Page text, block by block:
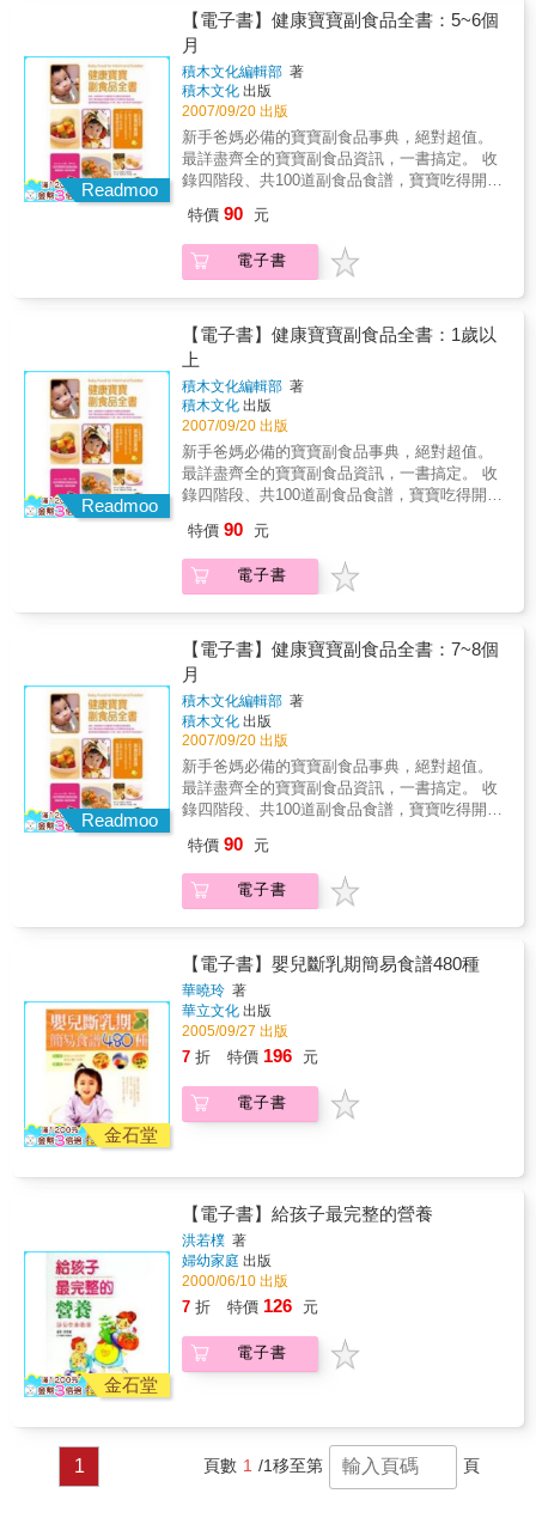
完成。針對各項料理提供清楚的調理步驟；另
分享私房料理小技巧，讓讀者快速掌握美味烹
調的祕訣。 ★帶孩子下廚的同時，應建立全面
的飲食教育，本書提供具體方法，讓父母引導
孩子建立良好的飲食習慣、改善偏食問題、懂
得珍惜食物……等。★提供日常生活的一些簡
單訓練，讓孩子從做家事或小遊戲中，加強頭
腦靈活度及手部的靈敏度，以應用在各項學習
上。★服務於社服團體的Wendy，親身接觸許
多教養個案，結合自身養育兩個孩子的經驗，
特別在書中每一篇章分享「料理之外的教
養」，期待父母與孩子一同成長！
副食品的疑惑。 全書以清晰有條理的方式，搭
配精彩的圖片解說，讓新手爸媽一看就懂，輕
鬆獲取所需要的資訊。 精彩內容包括：四階段
副食品進程，副食品基礎烹調法，檢視88種常
見副食品食材，副食品的方便道具，配合時
間、地點和場合的副食品，寶寶身體不適時的
副食品，以及副食品POINT等等；寶寶副食品
食譜則分為四個階段，每一階段均有20～30道
最實用的副食品食譜，並且清楚講解餵食重
點，以及可能遇到的各種問題。 只要一書在
是新手爸媽們最實用的育兒飲食寶典。
Readmoo
【電子書】健康寶寶副食品全書：5~6個
月
積木文化編輯部 著
積木文化 出版
2007/09/20 出版
新手爸媽必備的寶寶副食品事典，絕對超值。
最詳盡齊全的寶寶副食品資訊，一書搞定。 收
錄四階段、共100道副食品食譜，寶寶吃得開心
這是所有為人父母最開心也最關心的大事之
一，可是，究竟要讓寶寶吃什麼、怎麼吃，才
能吃得開心又健康呢？本書收錄100道豐富營養
副食品的疑惑。 全書以清晰有條理的方式，搭
配精彩的圖片解說，讓新手爸媽一看就懂，輕
副食品進程，副食品基礎烹調法，檢視88種常
見副食品食材，副食品的方便道具，配合時
間、地點和場合的副食品，寶寶身體不適時的
副食品，以及副食品POINT等等；寶寶副食品
食譜則分為四個階段，每一階段均有20～30道
最實用的副食品食譜，並且清楚講解餵食重
點，以及可能遇到的各種問題。 只要一書在
是新手爸媽們最實用的育兒飲食寶典。
特價 90 元
電子書
Readmoo
【電子書】健康寶寶副食品全書：1歲以
上
積木文化編輯部 著
積木文化 出版
2007/09/20 出版
新手爸媽必備的寶寶副食品事典，絕對超值。
最詳盡齊全的寶寶副食品資訊，一書搞定。 收
錄四階段、共100道副食品食譜，寶寶吃得開心
這是所有為人父母最開心也最關心的大事之
一，可是，究竟要讓寶寶吃什麼、怎麼吃，才
能吃得開心又健康呢？本書收錄100道豐富營養
副食品的疑惑。 全書以清晰有條理的方式，搭
配精彩的圖片解說，讓新手爸媽一看就懂，輕
鬆獲取所需要的資訊。 精彩內容包括：四階段
副食品進程，副食品基礎烹調法，檢視88種常
見副食品食材，副食品的方便道具，配合時
間、地點和場合的副食品，寶寶身體不適時的
副食品，以及副食品POINT等等；寶寶副食品
食譜則分為四個階段，每一階段均有20～30道
最實用的副食品食譜，並且清楚講解餵食重
點，以及可能遇到的各種問題。 只要一書在
是新手爸媽們最實用的育兒飲食寶典。
特價 90 元
電子書
Readmoo
【電子書】健康寶寶副食品全書：7~8個
月
積木文化編輯部 著
積木文化 出版
2007/09/20 出版
新手爸媽必備的寶寶副食品事典，絕對超值。
最詳盡齊全的寶寶副食品資訊，一書搞定。 收
錄四階段、共100道副食品食譜，寶寶吃得開心
這是所有為人父母最開心也最關心的大事之
一，可是，究竟要讓寶寶吃什麼、怎麼吃，才
能吃得開心又健康呢？本書收錄100道豐富營養
副食品的疑惑。 全書以清晰有條理的方式，搭
配精彩的圖片解說，讓新手爸媽一看就懂，輕
鬆獲取所需要的資訊。 精彩內容包括：四階段
副食品進程，副食品基礎烹調法，檢視88種常
見副食品食材，副食品的方便道具，配合時
間、地點和場合的副食品，寶寶身體不適時的
副食品，以及副食品POINT等等；寶寶副食品
食譜則分為四個階段，每一階段均有20～30道
手，就能搞定所有關於寶寶副食品的大小事，
特價 90 元
電子書
金石堂
【電子書】嬰兒斷乳期簡易食譜480種
華曉玲 著
華立文化 出版
2005/09/27 出版
7 折 特價 196 元
電子書
金石堂
【電子書】給孩子最完整的營養
洪若樸 著
婦幼家庭 出版
2000/06/10 出版
7 折 特價 126 元
電子書
1 頁數 1 /1移至第 頁